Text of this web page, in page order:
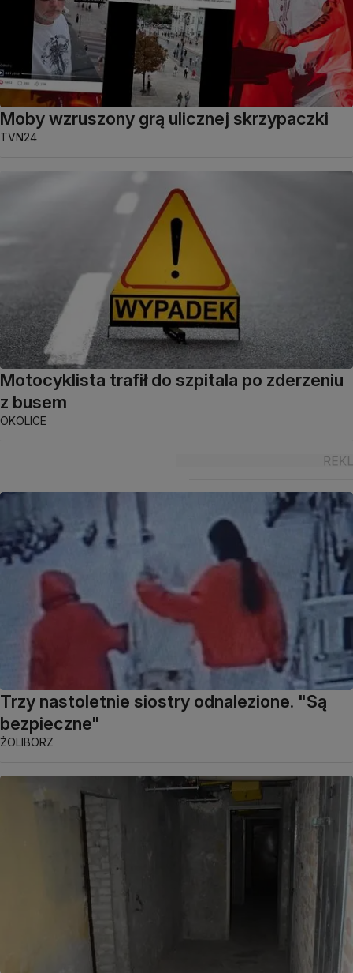
Moby wzruszony grą ulicznej skrzypaczki
TVN24
Motocyklista trafił do szpitala po zderzeniu
z busem
OKOLICE
Trzy nastoletnie siostry odnalezione. "Są
bezpieczne"
ŻOLIBORZ